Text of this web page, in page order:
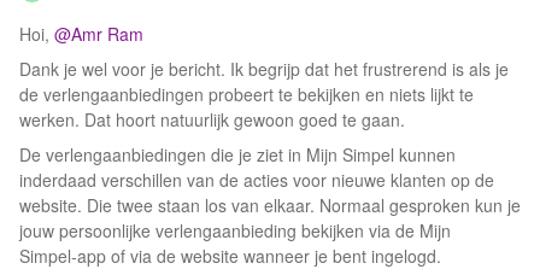
Hoi, ​ @Amr Ram
Dank je wel voor je bericht. Ik begrijp dat het frustrerend is als je
de verlengaanbiedingen probeert te bekijken en niets lijkt te
werken. Dat hoort natuurlijk gewoon goed te gaan.
De verlengaanbiedingen die je ziet in Mijn Simpel kunnen
inderdaad verschillen van de acties voor nieuwe klanten op de
website. Die twee staan los van elkaar. Normaal gesproken kun je
jouw persoonlijke verlengaanbieding bekijken via de Mijn
Simpel‑app of via de website wanneer je bent ingelogd.